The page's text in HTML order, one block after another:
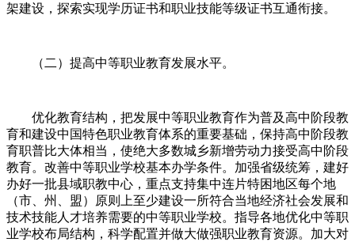
架建设，探索实现学历证书和职业技能等级证书互通衔接。
（二）提高中等职业教育发展水平。
优化教育结构，把发展中等职业教育作为普及高中阶段教
育和建设中国特色职业教育体系的重要基础，保持高中阶段教
育职普比大体相当，使绝大多数城乡新增劳动力接受高中阶段
教育。改善中等职业学校基本办学条件。加强省级统筹，建好
办好一批县域职教中心，重点支持集中连片特困地区每个地
（市、州、盟）原则上至少建设一所符合当地经济社会发展和
技术技能人才培养需要的中等职业学校。指导各地优化中等职
业学校布局结构，科学配置并做大做强职业教育资源。加大对